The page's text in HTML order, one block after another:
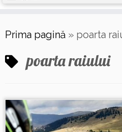
to
content
Prima pagină » poarta
poarta raiului